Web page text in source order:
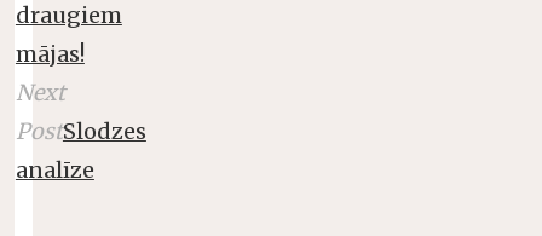
draugiem
mājas!
Next
PostSlodzes
analīze